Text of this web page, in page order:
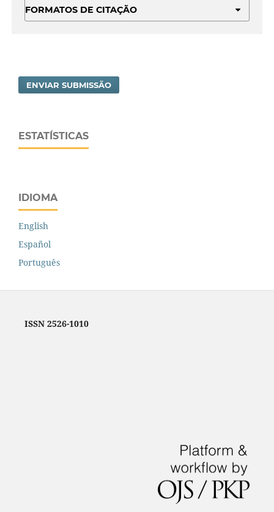
FORMATOS DE CITAÇÃO
ENVIAR SUBMISSÃO
ESTATÍSTICAS
IDIOMA
English
Español
Português
ISSN 2526-1010